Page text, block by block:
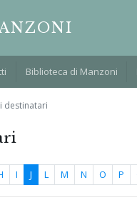
Biblioteca di Manzoni
destinatari
I J L M N O P